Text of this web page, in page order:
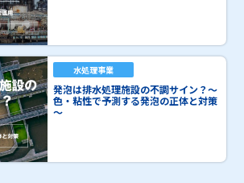
水処理事業
発泡は排水処理施設の不調サイン？～
色・粘性で予測する発泡の正体と対策
～